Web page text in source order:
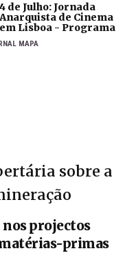
4 de Julho: Jornada
Anarquista de Cinema
em Lisboa - Programa
MAPA
sobre a
projectos
primas